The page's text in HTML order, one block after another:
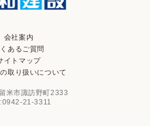
会社案内
あるご質問
イトマップ
取り扱いについて
米市諏訪野町2333
21-3311